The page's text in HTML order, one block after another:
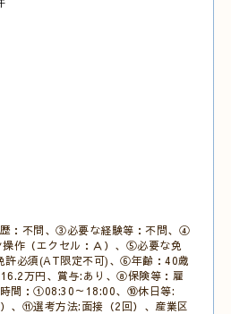
：不問、③必要な経験等：不問、④
作（エクセル：Ａ）、⑤必要な免
許必須(AT限定不可)、⑥年齢：40歳
万円、賞与:あり、⑧保険等：雇
間：①08:30～18:00、⑩休日等:
、⑪選考方法:面接（2回）、産業区